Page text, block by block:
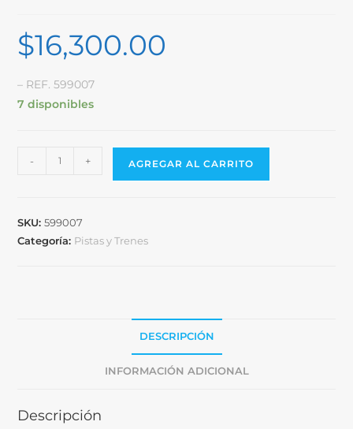
$16,300.00
– REF. 599007
7 disponibles
- + AGREGAR AL CARRITO
SKU:599007
Categoría: Pistas y Trenes
DESCRIPCIÓN
INFORMACIÓN ADICIONAL
Descripción